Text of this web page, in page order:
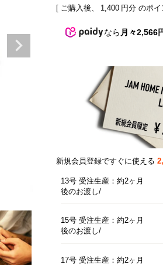
[ ご購入後、 1,400 円分 のポ
なら 月々2,566
新規会員登録ですぐに使える
13号 受注生産：約2ヶ月
後のお渡し
15号 受注生産：約2ヶ月
後のお渡し
17号 受注生産：約2ヶ月